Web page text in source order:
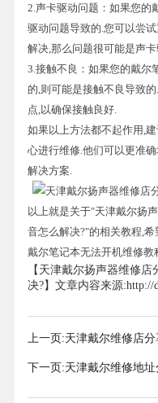
2.声卡驱动问题：如果您的
驱动问题导致的.您可以尝
解决,那么问题很可能是声卡
3.接触不良：如果您的戴尔
的,则可能是接触不良导致
点,以确保接触良好.
如果以上方法都不起作用,
心进行维修.他们可以更准
解决方案.
以上就是关于"天津戴尔扬
音怎么解决?"的相关教程,
戴尔笔记本无法开机维修教
【天津戴尔扬声器维修
决?】文章内容来源:http://
上一页:天津戴尔维修店
下一页:天津戴尔维修地